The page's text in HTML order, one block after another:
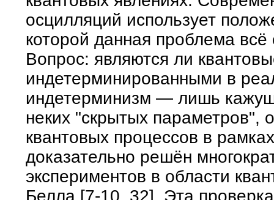
осцилляций использует
которой данная проблема
Вопрос: являются ли
индетерминированными в
индетерминизм — лишь
неких "скрытых параметров",
квантовых процессов в
доказательно решён
экспериментов в области
Белла [7-10, 32]. Эта